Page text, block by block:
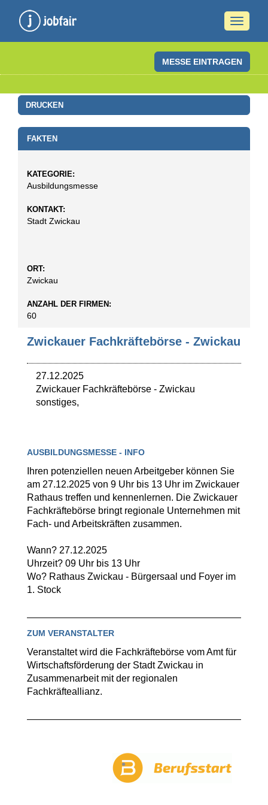
MESSE EINTRAGEN
DRUCKEN
FAKTEN
KATEGORIE:
Ausbildungsmesse
KONTAKT:
Stadt Zwickau
ORT:
Zwickau
ANZAHL DER FIRMEN:
60
Zwickauer Fachkräftebörse - Zwickau
27.12.2025
Zwickauer Fachkräftebörse - Zwickau
sonstiges,
AUSBILDUNGSMESSE - INFO
Ihren potenziellen neuen Arbeitgeber können Sie
am 27.12.2025 von 9 Uhr bis 13 Uhr im Zwickauer
Rathaus treffen und kennenlernen. Die Zwickauer
Fachkräftebörse bringt regionale Unternehmen mit
Fach- und Arbeitskräften zusammen.
Wann? 27.12.2025
Uhrzeit? 09 Uhr bis 13 Uhr
Wo? Rathaus Zwickau - Bürgersaal und Foyer im
1. Stock
ZUM VERANSTALTER
Veranstaltet wird die Fachkräftebörse vom Amt für
Wirtschaftsförderung der Stadt Zwickau in
Zusammenarbeit mit der regionalen
Fachkräfteallianz.